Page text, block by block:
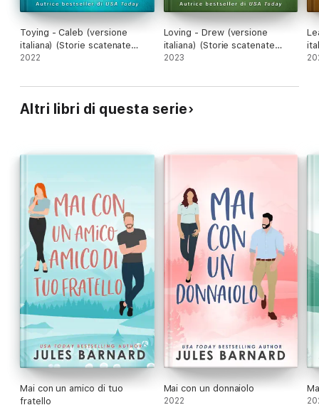
Toying - Caleb (versione
italiana) (Storie scatenate
Libro No. 4)
2022
Loving - Drew (versione
italiana) (Storie scatenate
Libro No. 10)
2023
Altri libri di questa serie
Mai con un amico di tuo
fratello
Mai con un donnaiolo
2022